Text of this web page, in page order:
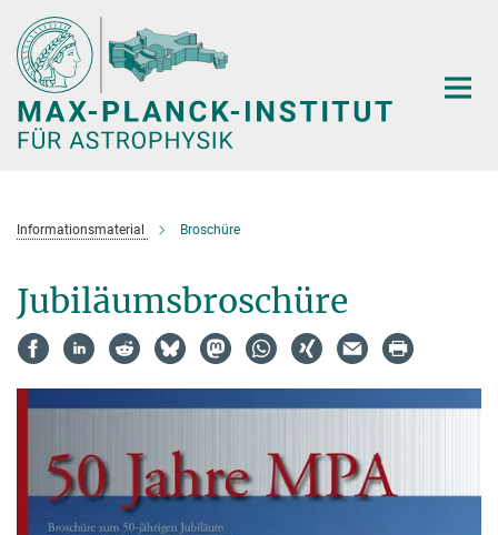
Hauptinhalt
Informationsmaterial Broschüre
Jubiläumsbroschüre